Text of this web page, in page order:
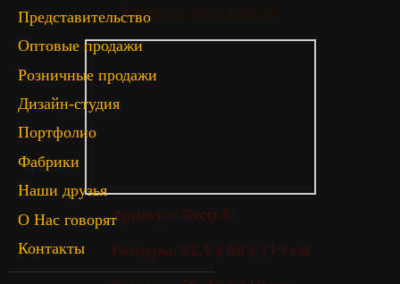
Представительство
Оптовые продажи
Розничные продажи
Дизайн-студия
Портфолио
Фабрики
Наши друзья
О Нас говорят
Контакты
« Вернуться в галерею
Артикул: Gvcg-5
Размеры: 62,5 x 66 x 119 см.